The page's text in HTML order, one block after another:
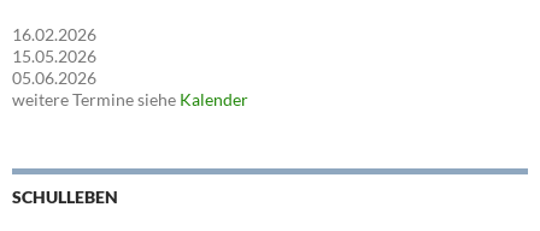
16.02.2026
15.05.2026
05.06.2026
weitere Termine siehe Kalender
SCHULLEBEN